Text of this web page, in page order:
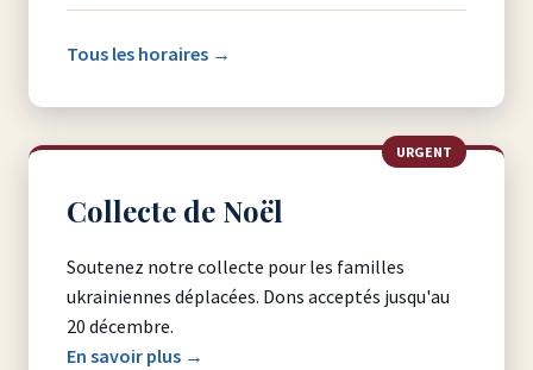
Tous les horaires →
URGENT
Collecte de Noël
Soutenez notre collecte pour les familles
ukrainiennes déplacées. Dons acceptés jusqu'au
20 décembre.
En savoir plus →